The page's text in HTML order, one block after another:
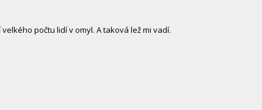
počtu lidí v omyl. A taková lež mi vadí.